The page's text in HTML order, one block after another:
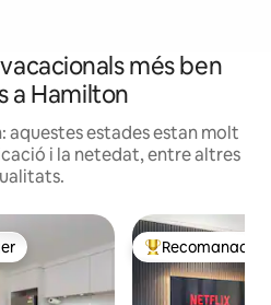
més ben
a Hamilton
aquestes estades estan molt
i la netedat, entre altres
dels viatgers Principals
Recomanació